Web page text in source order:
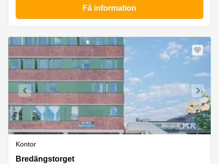
Få information
Kontor
Bredängstorget
Bredängstorget